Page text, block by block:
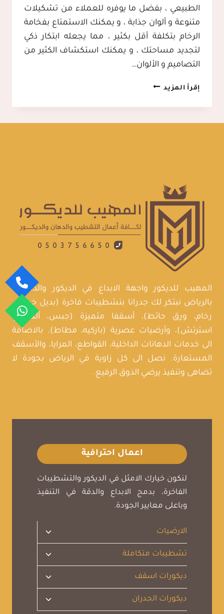
الطبيعي ، بفضل ما يوفره للعملاء من تشكيلات
متنوعة و ألوان جذابة ، و يمكنك الاستمتاع بفخامة
الرخام بتكلفة أقل بكثير ، مما يجعله ابتكار ذكي
لتجديد مساحتك ، و يمكنك استكشاف الكثير من
التصاميم و الألوان…
إقرأ المزيد معلم
بديل
للصالات
بالرياض
المهيب للديكور واجهة الابداع في الديكور والدهانات
بالرياض نبتكر لك جدرانا بتشطيبات فاخرة (بديل خشب،
رخام، ورق حائط)، أسقفا متميزة (جبس، ألمنيوم،
استرتش)، وأرضيات عصرية (باركيه، مطاط). بالاضافة
الى خدمات الدهانات الداخلية، القواطع، المرايا، والأسقف
المستعارة. نصل الى كل زاوية في الرياض بجودة لا
تضاهى وتنفيذ يرضي الذوق الرفيع.
اعمال احترافية
لنكون خيارك الامثل في الديكور والتشطيبات
الفاخرة، بدمج الابداع والدقة في التنفيذ
وباعلى معايير الجودة.
الارضيات
تبديل
القائمة
الفرعية
تشطيبات متكاملة
تبديل
القائمة
الفرعية
ديكورات اسقف
تبديل
القائمة
الفرعية
ديكورات الجدران
تبديل
القائمة